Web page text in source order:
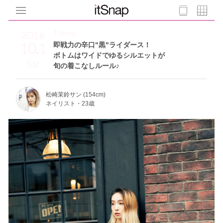
2016
10.1
Sat
即戦力の辛口"黒"ライダース！
ボトムはワイドでゆるシルエットが
旬の着こなしルール♪
Theme
松崎茉鈴サン (154cm)
ネイリスト・23歳